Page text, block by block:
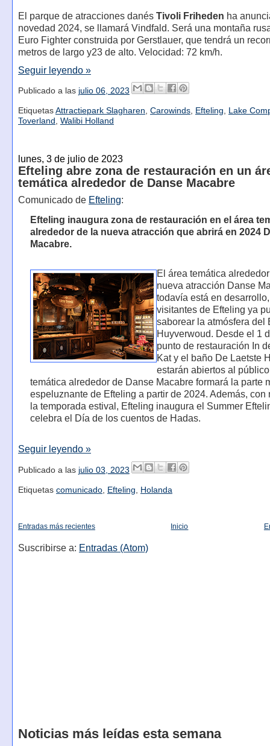
El parque de atracciones danés Tivoli Friheden ha
novedad 2024, se llamará Vindfald. Será una montaña
Euro Fighter construida por Gerstlauer, que tendrá un
metros de largo y23 de alto. Velocidad: 72 km/h.
Seguir leyendo »
Publicado a las julio 06, 2023
Etiquetas Attractiepark Slagharen, Carowinds, Efteling, Lake
Toverland , Walibi Holland
lunes, 3 de julio de 2023
Efteling abre zona de restauración en un
temática alrededor de Danse Macabre
Comunicado de Efteling:
Efteling inaugura zona de restauración en el área
alrededor de la nueva atracción que abrirá en 2024
Macabre.
El área temática
nueva atracción Danse
todavía está en
visitantes de Efteling ya
saborear la atmósfera del
Huyverwoud. Desde el 1
punto de restauración In
Kat y el baño De Laetste
estarán abiertos al
temática alrededor de Danse Macabre formará la parte
espeluznante de Efteling a partir de 2024. Además, con
la temporada estival, Efteling inaugura el Summer
celebra el Día de los cuentos de Hadas.
Seguir leyendo »
Publicado a las julio 03, 2023
Etiquetas comunicado, Efteling Holanda
Entradas más recientes Inicio
Suscribirse a: Entradas (Atom)
Noticias más leídas esta semana